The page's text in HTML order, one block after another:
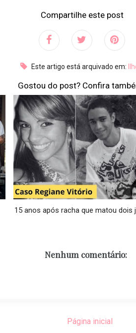
Compartilhe este post
Este artigo está arquivado em:
Gostou do post? Confira
15 anos após racha que matou dois
Nenhum comentário:
Página inicial